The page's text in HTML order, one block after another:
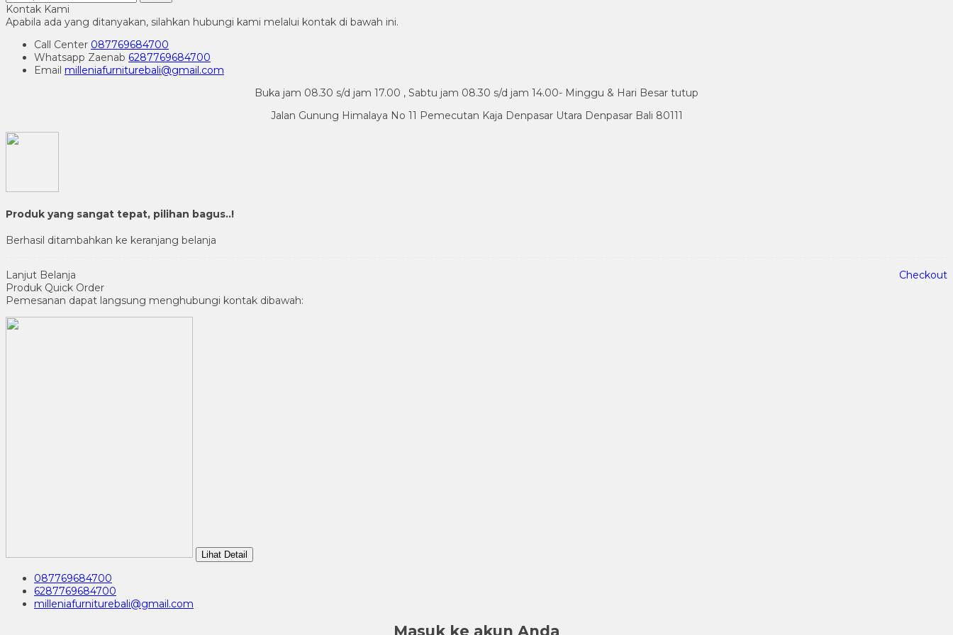
Kontak Kami
Apabila ada yang ditanyakan, silahkan hubungi kami melalui kontak di bawah ini.
Call Center 087769684700
Whatsapp Zaenab 6287769684700
Email milleniafurniturebali@gmail.com
Buka jam 08.30 s/d jam 17.00 , Sabtu jam 08.30 s/d jam 14.00- Minggu & Hari Besar tutup
Jalan Gunung Himalaya No 11 Pemecutan Kaja Denpasar Utara Denpasar Bali 80111
Produk yang sangat tepat, pilihan bagus..!
Berhasil ditambahkan ke keranjang belanja
Lanjut Belanja
Checkout
Produk Quick Order
Pemesanan dapat langsung menghubungi kontak dibawah:
Lihat Detail
087769684700
6287769684700
milleniafurniturebali@gmail.com
Masuk ke akun Anda